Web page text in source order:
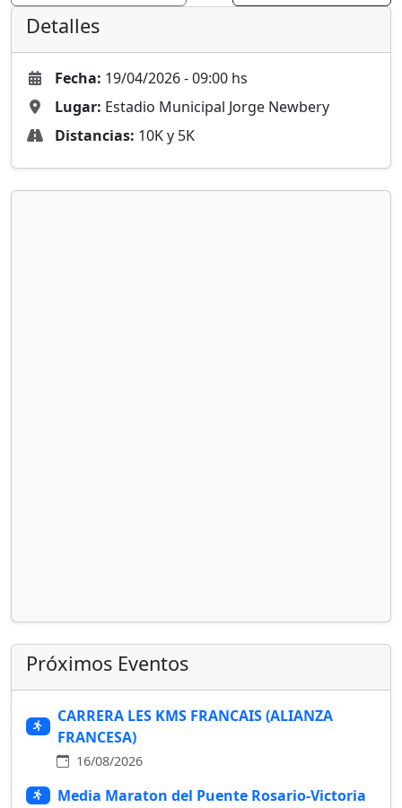
Detalles
Fecha: 19/04/2026 - 09:00 hs
Lugar: Estadio Municipal Jorge Newbery
Distancias: 10K y 5K
Próximos Eventos
CARRERA LES KMS FRANCAIS (ALIANZA
FRANCESA)
16/08/2026
Media Maraton del Puente Rosario-Victoria